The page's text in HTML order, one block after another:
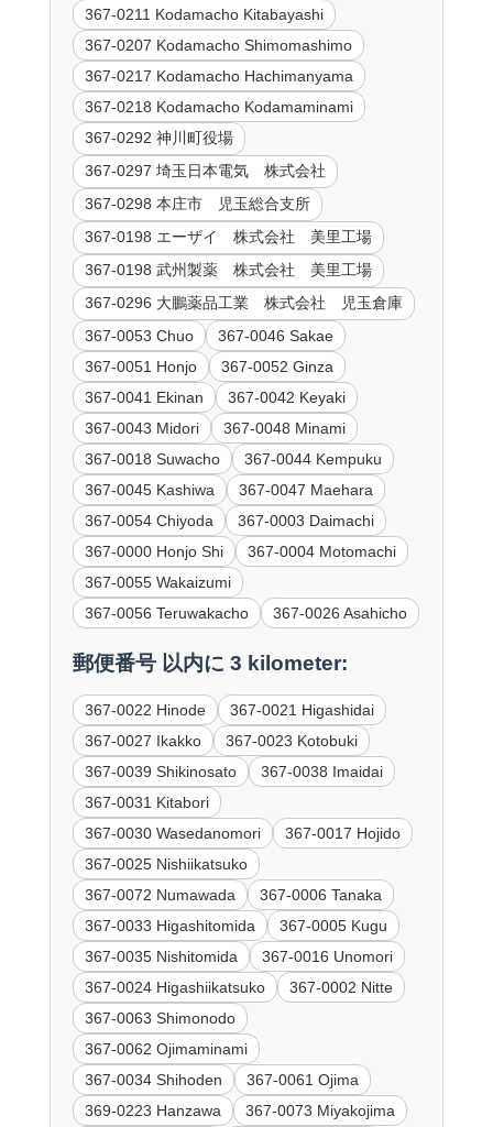
367-0211 Kodamacho Kitabayashi
367-0207 Kodamacho Shimomashimo
367-0217 Kodamacho Hachimanyama
367-0218 Kodamacho Kodamaminami
367-0292 神川町役場
367-0297 埼玉日本電気 株式会社
367-0298 本庄市 児玉総合支所
367-0198 エーザイ 株式会社 美里工場
367-0198 武州製薬 株式会社 美里工場
367-0296 大鵬薬品工業 株式会社 児玉倉庫
367-0053 Chuo
367-0046 Sakae
367-0051 Honjo
367-0052 Ginza
367-0041 Ekinan
367-0042 Keyaki
367-0043 Midori
367-0048 Minami
367-0018 Suwacho
367-0044 Kempuku
367-0045 Kashiwa
367-0047 Maehara
367-0054 Chiyoda
367-0003 Daimachi
367-0000 Honjo Shi
367-0004 Motomachi
367-0055 Wakaizumi
367-0056 Teruwakacho
367-0026 Asahicho
郵便番号 以内に 3 kilometer:
367-0022 Hinode
367-0021 Higashidai
367-0027 Ikakko
367-0023 Kotobuki
367-0039 Shikinosato
367-0038 Imaidai
367-0031 Kitabori
367-0030 Wasedanomori
367-0017 Hojido
367-0025 Nishiikatsuko
367-0072 Numawada
367-0006 Tanaka
367-0033 Higashitomida
367-0005 Kugu
367-0035 Nishitomida
367-0016 Unomori
367-0024 Higashiikatsuko
367-0002 Nitte
367-0063 Shimonodo
367-0062 Ojimaminami
367-0034 Shihoden
367-0061 Ojima
369-0223 Hanzawa
367-0073 Miyakojima